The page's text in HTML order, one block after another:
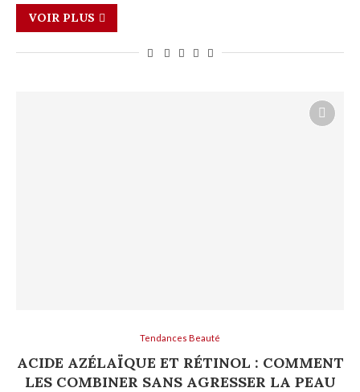
VOIR PLUS
Tendances Beauté
ACIDE AZÉLAÏQUE ET RÉTINOL : COMMENT
LES COMBINER SANS AGRESSER LA PEAU